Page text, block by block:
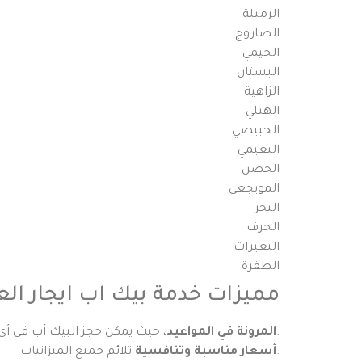
الرميلة
الصاروج
الجيمي
البستان
الزاهية
الهيلي
الخبيصي
النعيمي
الحصن
المويجعي
اليحر
الجرف
النعيرات
الظفرة
مميزات خدمة بيك اب ايجار
المرونة في المواعيد، حيث يمكن حجز البيك أب في أي وقت يناسبك، سواء نهارًا أو ليلًا.
أسعار مناسبة وتنافسيةتلائم جميع الميزانيات.